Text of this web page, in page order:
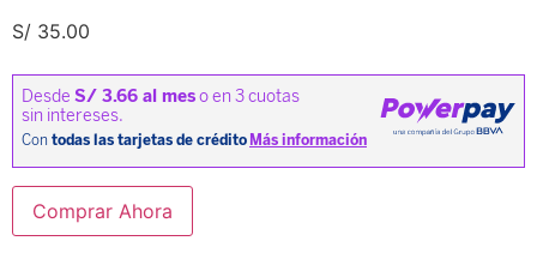
S/ 35.00
FRACCIONAMIENTO
ESPECIAL
cantidad
Comprar Ahora